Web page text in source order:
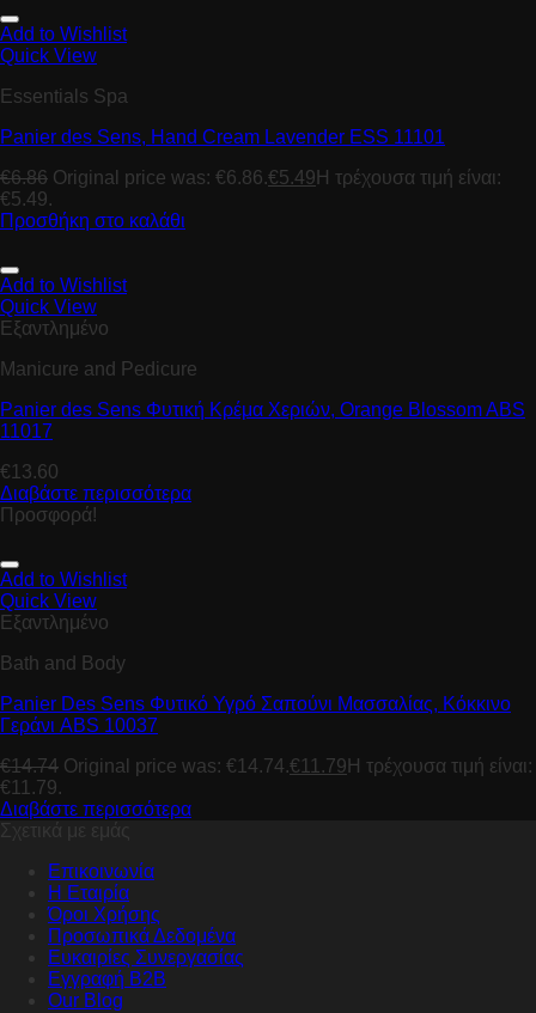
Add to Wishlist
Quick View
Essentials Spa
Panier des Sens, Hand Cream Lavender ESS 11101
€6.86 Original price was: €6.86.€5.49 Η τρέχουσα τιμή είναι:
€5.49.
Προσθήκη στο καλάθι
Add to Wishlist
Quick View
Εξαντλημένο
Manicure and Pedicure
Panier des Sens Φυτική Κρέμα Χεριών, Orange Blossom ABS
11017
€13.60
Διαβάστε περισσότερα
Προσφορά!
Add to Wishlist
Quick View
Εξαντλημένο
Bath and Body
Panier Des Sens Φυτικό Υγρό Σαπούνι Μασσαλίας, Κόκκινο
Γεράνι ABS 10037
€14.74 Original price was: €14.74.€11.79 Η τρέχουσα τιμή είναι:
€11.79.
Διαβάστε περισσότερα
Σχετικά με εμάς
Επικοινωνία
Η Εταιρία
Όροι Χρήσης
Προσωπικά Δεδομένα
Ευκαιρίες Συνεργασίας
Εγγραφή B2B
Our Blog